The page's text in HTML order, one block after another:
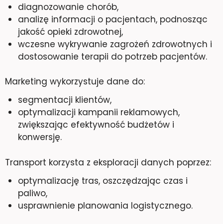
diagnozowanie chorób,
analizę informacji o pacjentach, podnosząc
jakość opieki zdrowotnej,
wczesne wykrywanie zagrożeń zdrowotnych i
dostosowanie terapii do potrzeb pacjentów.
Marketing wykorzystuje dane do:
segmentacji klientów,
optymalizacji kampanii reklamowych,
zwiększając efektywność budżetów i
konwersję.
Transport korzysta z eksploracji danych poprzez:
optymalizację tras, oszczędzając czas i
paliwo,
usprawnienie planowania logistycznego.